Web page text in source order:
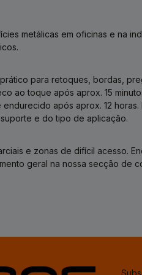
metálicas em oficinas e na
para retoques, bordas,
ao toque após aprox. 15
após aprox. 12 horas.
e do tipo de aplicação.
e zonas de difícil acesso.
geral na nossa secção de